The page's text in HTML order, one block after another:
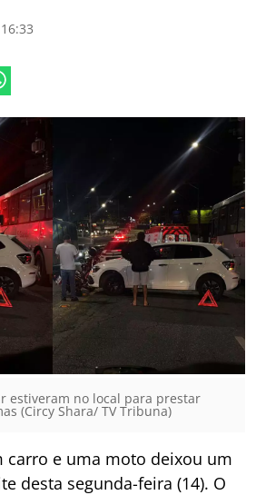
estiveram no local para prestar
(Circy Shara/ TV Tribuna)
carro e uma moto deixou um
desta segunda-feira (14). O